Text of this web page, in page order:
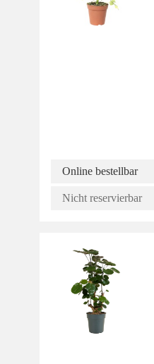
Online bestellbar
Nicht reservierbar